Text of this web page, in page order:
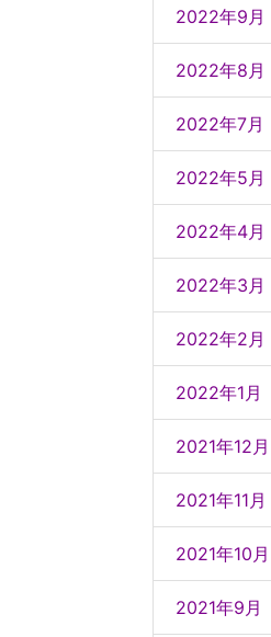
2022年9月
2022年8月
2022年7月
2022年5月
2022年4月
2022年3月
2022年2月
2022年1月
2021年12月
2021年11月
2021年10月
2021年9月